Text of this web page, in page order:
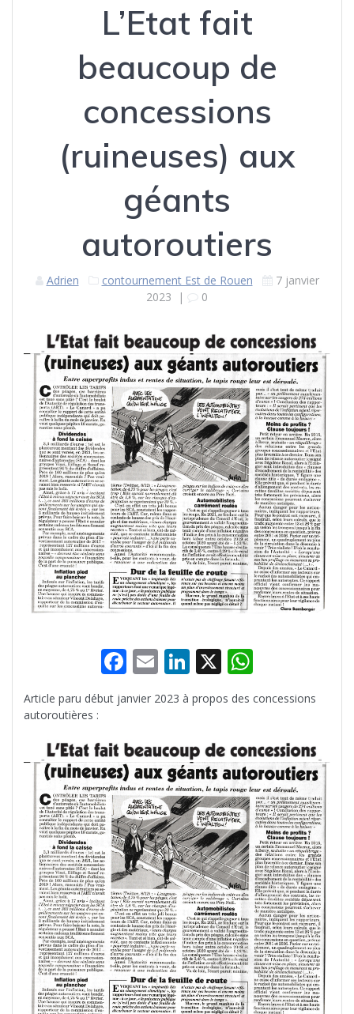
L’Etat fait
beaucoup de
concessions
(ruineuses) aux
géants
autoroutiers
Adrien contournement Est de Rouen
7 janvier
2023 | 0
F
ac
e
b
o
o
k
E
m
ai
l
Li
k
e
dI
n
X
at
s
A
p
p
Article paru début janvier 2023 à propos des concessions
autoroutières :